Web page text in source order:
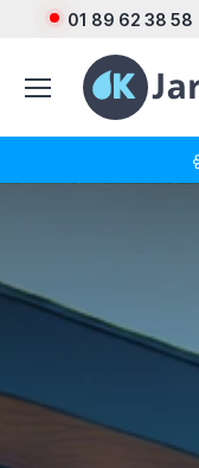
01 89 62 38 58